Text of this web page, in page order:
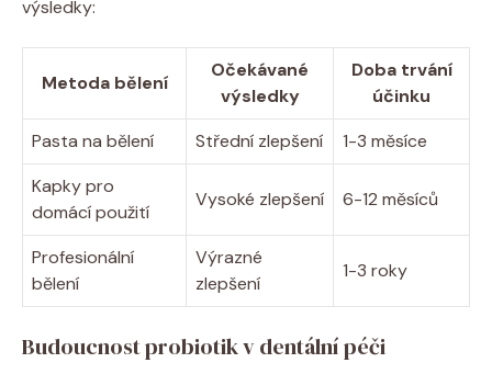
výsledky:
Metoda bělení
Očekávané
výsledky
Doba trvání
účinku
Pasta na bělení
Střední zlepšení
1-3 měsíce
Kapky pro
domácí použití
Vysoké zlepšení 6-12 měsíců
Profesionální
bělení
Výrazné
zlepšení
1-3 roky
Budoucnost probiotik v dentální péči